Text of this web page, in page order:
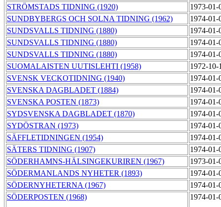
STRÖMSTADS TIDNING (1920)
1973-
SUNDBYBERGS OCH SOLNA TIDNING (1962)
1974-
SUNDSVALLS TIDNING (1880)
1974-
SUNDSVALLS TIDNING (1880)
1974-
SUNDSVALLS TIDNING (1880)
1974-
SUOMALAISTEN UUTISLEHTI (1958)
1972-
SVENSK VECKOTIDNING (1940)
1974-
SVENSKA DAGBLADET (1884)
1974-
SVENSKA POSTEN (1873)
1974-
SYDSVENSKA DAGBLADET (1870)
1974-
SYDÖSTRAN (1973)
1974-
SÄFFLETIDNINGEN (1954)
1974-
SÄTERS TIDNING (1907)
1974-
SÖDERHAMNS-HÄLSINGEKURIREN (1967)
1973-
SÖDERMANLANDS NYHETER (1893)
1974-
SÖDERNYHETERNA (1967)
1974-
SÖDERPOSTEN (1968)
1974-